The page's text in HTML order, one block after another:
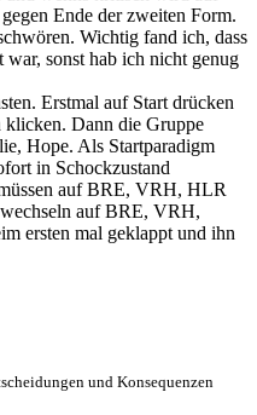
Ende der zweiten Form.
Wichtig fand ich, dass
sonst hab ich nicht genug
Erstmal auf Start drücken
Dann die Gruppe
Hope. Als Startparadigm
in Schockzustand
auf BRE, VRH, HLR
auf BRE, VRH,
ersten mal geklappt und ihn
und Konsequenzen